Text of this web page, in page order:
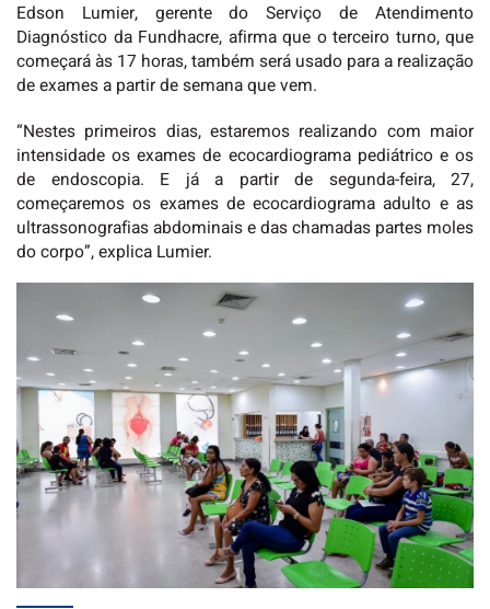
Edson Lumier, gerente do Serviço de Atendimento
Diagnóstico da Fundhacre, afirma que o terceiro turno, que
começará às 17 horas, também será usado para a realização
de exames a partir de semana que vem.
“Nestes primeiros dias, estaremos realizando com maior
intensidade os exames de ecocardiograma pediátrico e os
de endoscopia. E já a partir de segunda-feira, 27,
começaremos os exames de ecocardiograma adulto e as
ultrassonografias abdominais e das chamadas partes moles
do corpo”, explica Lumier.